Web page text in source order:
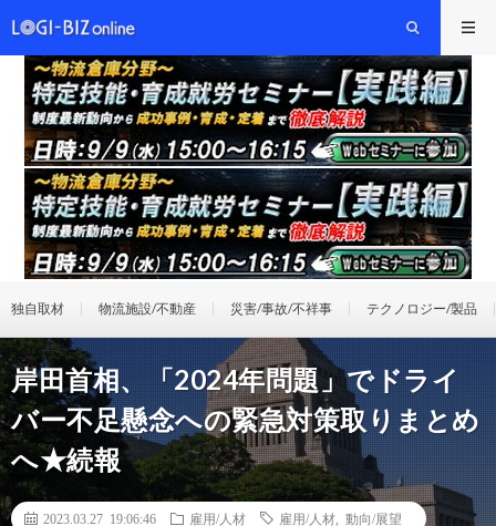
独自取材 物流施設/不動産 災害/事故/不祥事 テクノロジー/製品
岸田首相、「2024年問題」でドライ
バー不足懸念への緊急対策取りまとめ
へ★続報
2023.03.27 19:06:46 雇用/人材 雇用/人材 動向/展望